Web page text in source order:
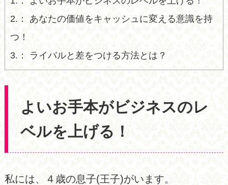
2.
あなたの価値をキャッシュに変える意識を持
つ！
3.
ライバルと差をつける方法とは？
よいお手本がビジネスのレ
ベルを上げる！
私には、４歳の息子(王子)がいます。